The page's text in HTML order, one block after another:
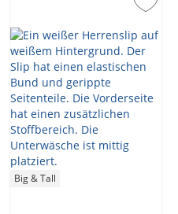
Big & Tall